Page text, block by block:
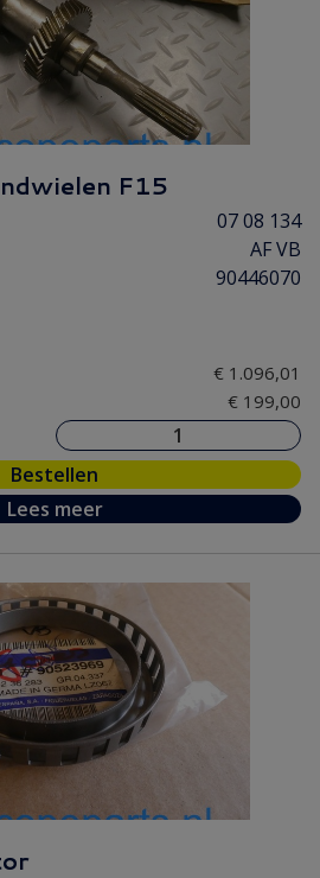
F15
07 08 134
AF VB
90446070
€ 1.096,01
€ 199,00
Bestellen
Lees meer